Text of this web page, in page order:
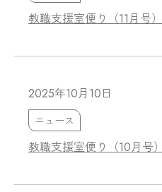
教職支援室便り（11月号）
2025年10月10日
ニュース
教職支援室便り（10月号）